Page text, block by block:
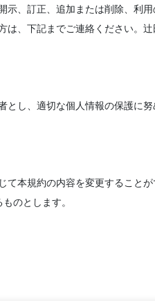
、訂正、追加または削除、利
は、下記までご連絡ください。
し、適切な個人情報の保護に努
本規約の内容を変更すること
のとします。